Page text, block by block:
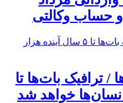
/ ترافیک بات‌ها تا